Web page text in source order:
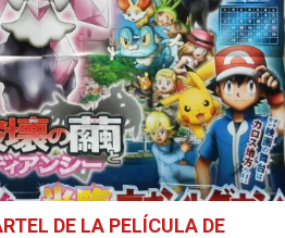
DE LA PELÍCULA DE